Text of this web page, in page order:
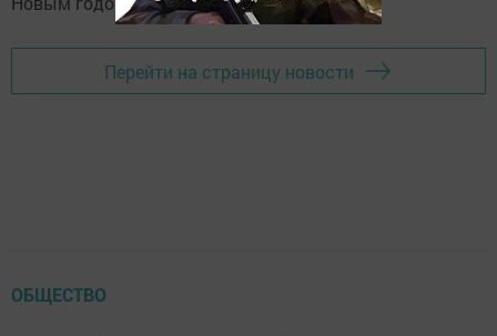
Перейти на страницу новости
ОБЩЕСТВО